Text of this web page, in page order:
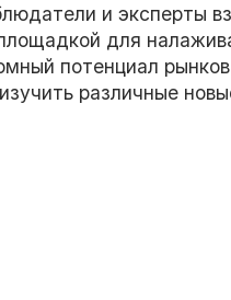
и эксперты
для
потенциал
различные